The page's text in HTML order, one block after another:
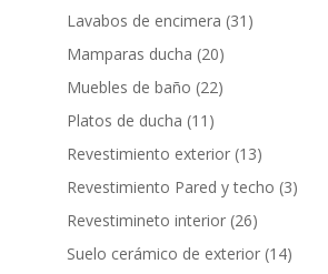
productos
Lavabos de encimera 31 31
Mamparas ducha 2020
productos
Muebles de baño 2222
Platos de ducha 11 11
productos
Revestimiento exterior 1313
productos
Revestimiento Pared y techo 33
Revestimineto interior 2626
productos
Suelo cerámico de exterior 1414